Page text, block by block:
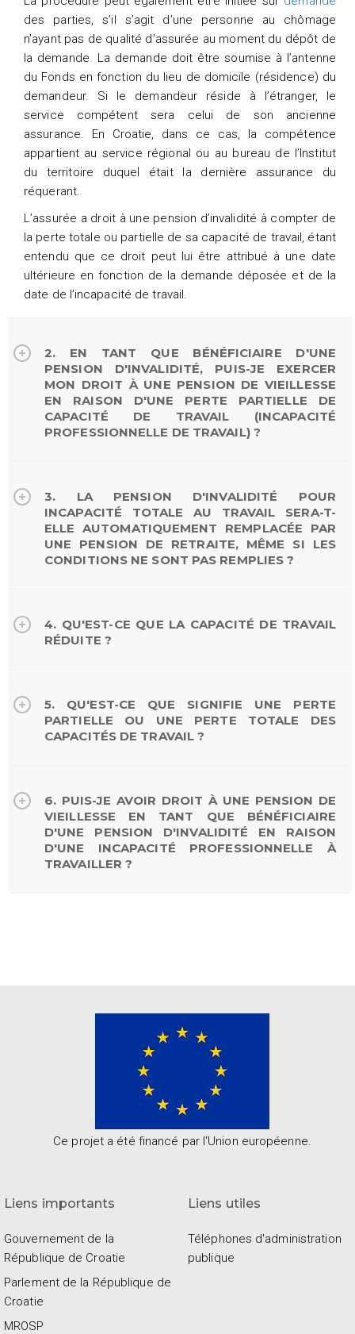
des parties, s’il s’agit d’une personne au chômage
n’ayant pas de qualité d’assurée au moment du dépôt de
la demande. La demande doit être soumise à l’antenne
du Fonds en fonction du lieu de domicile (résidence) du
demandeur. Si le demandeur réside à l’étranger, le
service compétent sera celui de son ancienne
assurance. En Croatie, dans ce cas, la compétence
appartient au service régional ou au bureau de l’Institut
du territoire duquel était la dernière assurance du
réquerant.
L’assurée a droit à une pension d’invalidité à compter de
la perte totale ou partielle de sa capacité de travail, étant
entendu que ce droit peut lui être attribué à une date
ultérieure en fonction de la demande déposée et de la
date de l’incapacité de travail.
2. EN TANT QUE BÉNÉFICIAIRE D'UNE
PENSION D'INVALIDITÉ, PUIS-JE EXERCER
MON DROIT À UNE PENSION DE VIEILLESSE
EN RAISON D'UNE PERTE PARTIELLE DE
CAPACITÉ DE TRAVAIL (INCAPACITÉ
PROFESSIONNELLE DE TRAVAIL) ?
3. LA PENSION D'INVALIDITÉ POUR
INCAPACITÉ TOTALE AU TRAVAIL SERA-T-
ELLE AUTOMATIQUEMENT REMPLACÉE PAR
UNE PENSION DE RETRAITE, MÊME SI LES
CONDITIONS NE SONT PAS REMPLIES ?
4. QU'EST-CE QUE LA CAPACITÉ DE TRAVAIL
RÉDUITE ?
5. QU'EST-CE QUE SIGNIFIE UNE PERTE
PARTIELLE OU UNE PERTE TOTALE DES
CAPACITÉS DE TRAVAIL ?
6. PUIS-JE AVOIR DROIT À UNE PENSION DE
VIEILLESSE EN TANT QUE BÉNÉFICIAIRE
D'UNE PENSION D'INVALIDITÉ EN RAISON
D'UNE INCAPACITÉ PROFESSIONNELLE À
TRAVAILLER ?
Ce projet a été financé par l'Union européenne.
Liens importants
Gouvernement de la
République de Croatie
Parlement de la République de
Croatie
MROSP
Liens utiles
Téléphones d'administration
publique